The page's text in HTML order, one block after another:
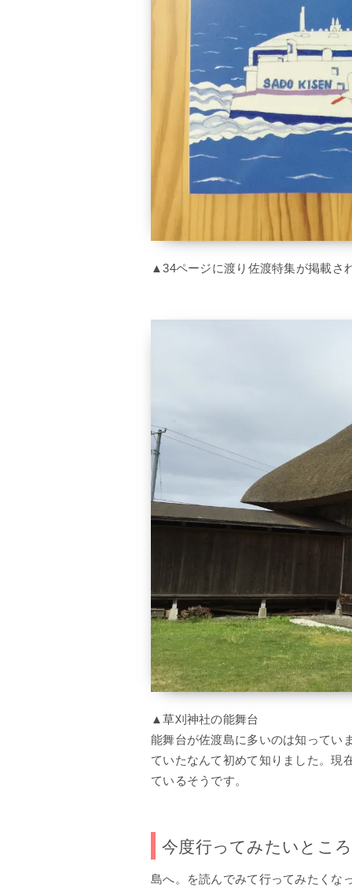
▲34ページに渡り佐渡特集が掲載さ
▲草刈神社の能舞台
能舞台が佐渡島に多いのは知ってい
ていたなんて初めて知りました。現
ているそうです。
今度行ってみたいところ
島へ。を読んでみて行ってみたくな